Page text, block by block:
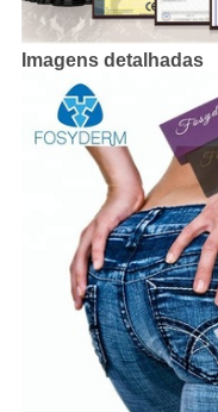
Imagens detalhadas